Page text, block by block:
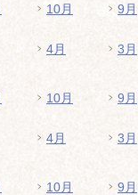
10月 9月
4月 3月
10月 9月
4月 3月
10月 9月